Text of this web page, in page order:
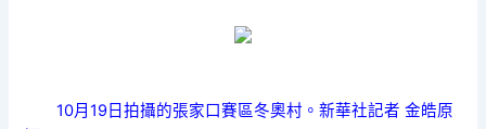
10月19日拍攝的張家口賽區冬奧村。新華社記者 金皓原